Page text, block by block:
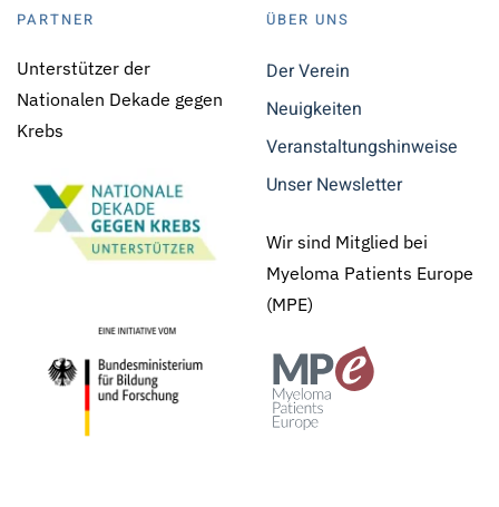
PARTNER
Unterstützer der
Nationalen Dekade gegen
Krebs
ÜBER UNS
Der Verein
Neuigkeiten
Veranstaltungshinweise
Unser Newsletter
Wir sind Mitglied bei
Myeloma Patients Europe
(MPE)